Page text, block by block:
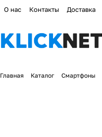
О нас Контакты Доставка
Главная Каталог Смартфоны